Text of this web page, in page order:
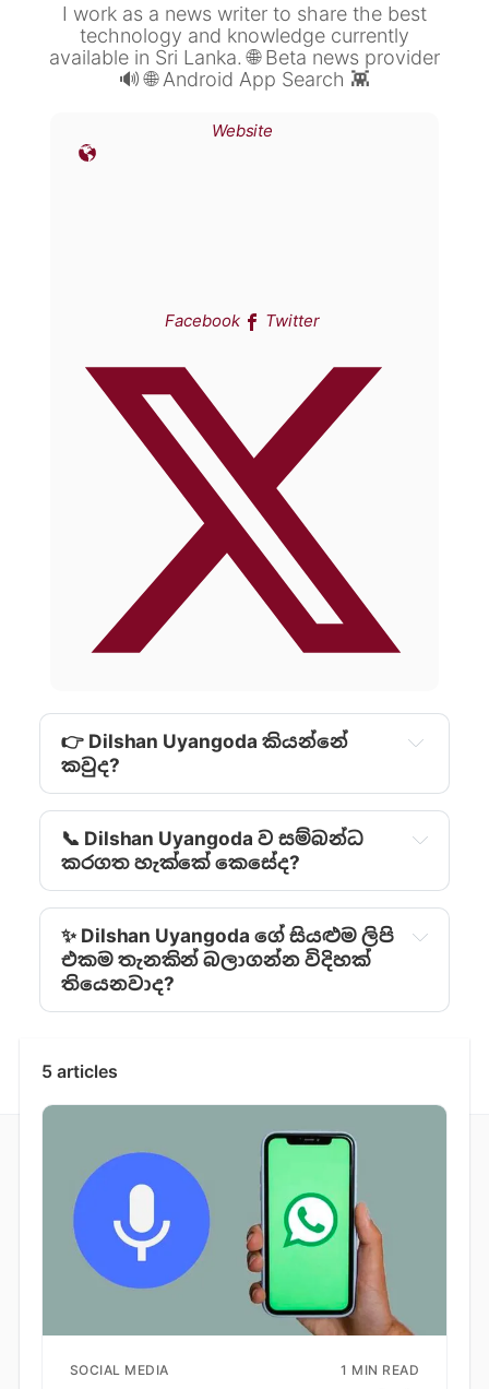
I work as a news writer to share the best
technology and knowledge currently
available in Sri Lanka. 🌐 Beta news provider
🔊 🌐 Android App Search 👾
Website
Facebook Twitter
👉 Dilshan Uyangoda කියන්නේ
කවුද?
📞 Dilshan Uyangoda ව සම්බන්ධ
කරගත හැක්කේ කෙසේද?
✨ Dilshan Uyangoda ‍ගේ සියළුම ලිපි
එකම තැනකින් බලාගන්න විදිහක්
තියෙනවාද?
5 articles
SOCIAL MEDIA 1 MIN READ